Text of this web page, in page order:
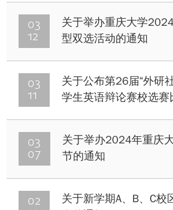
03
12
关于举办重庆大学
型双选活动的通知
03
11
关于公布第26届“外研
学生英语辩论赛校选
03
07
关于举办2024年重庆
节的通知
02
关于新学期A、B、C校